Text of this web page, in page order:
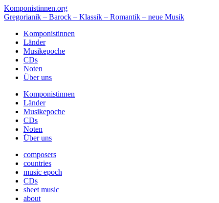
Komponistinnen.org
Gregorianik – Barock – Klassik – Romantik – neue Musik
Komponistinnen
Länder
Musikepoche
CDs
Noten
Über uns
Komponistinnen
Länder
Musikepoche
CDs
Noten
Über uns
composers
countries
music epoch
CDs
sheet music
about